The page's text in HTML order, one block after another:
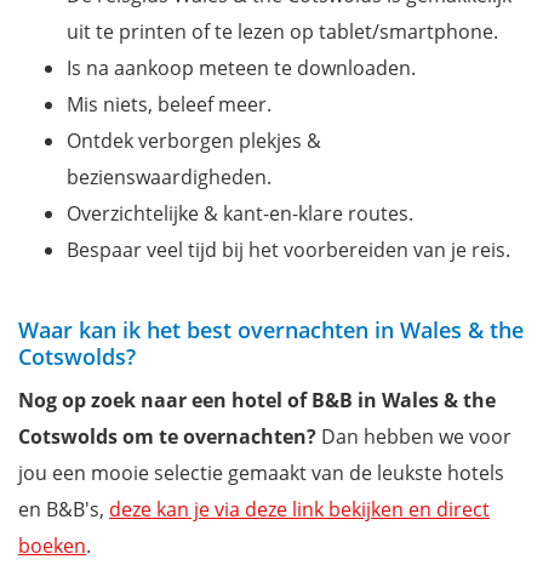
uit te printen of te lezen op tablet/smartphone.
Is na aankoop meteen te downloaden.
Mis niets, beleef meer.
Ontdek verborgen plekjes &
bezienswaardigheden.
Overzichtelijke & kant-en-klare routes.
Bespaar veel tijd bij het voorbereiden van je reis.
Waar kan ik het best overnachten in Wales & the
Cotswolds?
Nog op zoek naar een hotel of B&B in Wales & the
Cotswolds om te overnachten? Dan hebben we voor
jou een mooie selectie gemaakt van de leukste hotels
en B&B's, deze kan je via deze link bekijken en direct
boeken.